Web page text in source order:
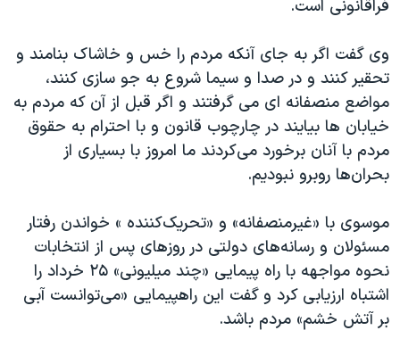
فراقانونی است.
وی گفت اگر به جای آنکه مردم را خس و خاشاک بنامند و
تحقیر کنند و در صدا و سیما شروع به جو سازی کنند،
مواضع منصفانه‌ ای می ‌گرفتند و اگر قبل از آن که مردم به
خیابان ها بیایند در چارچوب قانون و با احترام به حقوق
مردم با آنان برخورد می‌کردند ما امروز با بسیاری از
بحران‌ها روبرو نبودیم.
موسوی با «غیرمنصفانه» و «تحریک‌کننده » خواندن رفتار
مسئولان و رسانه‌های دولتی در روزهای پس از انتخابات
نحوه مواجهه با راه ‌پیمایی «چند میلیونی» ۲۵ خرداد را
اشتباه ارزیابی کرد و گفت این راهپیمایی «می‌توانست آبی
بر آتش خشم» مردم باشد.